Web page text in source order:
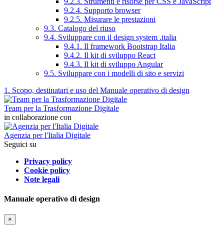
9.2.4. Supporto browser
9.2.5. Misurare le prestazioni
9.3. Catalogo del riuso
9.4. Sviluppare con il design system .italia
9.4.1. Il framework Bootstrap Italia
9.4.2. Il kit di sviluppo React
9.4.3. Il kit di sviluppo Angular
9.5. Sviluppare con i modelli di sito e servizi
1. Scopo, destinatari e uso del Manuale operativo di design
Team per la Trasformazione Digitale
in collaborazione con
Agenzia per l'Italia Digitale
Seguici su
Privacy policy
Cookie policy
Note legali
Manuale operativo di design
×